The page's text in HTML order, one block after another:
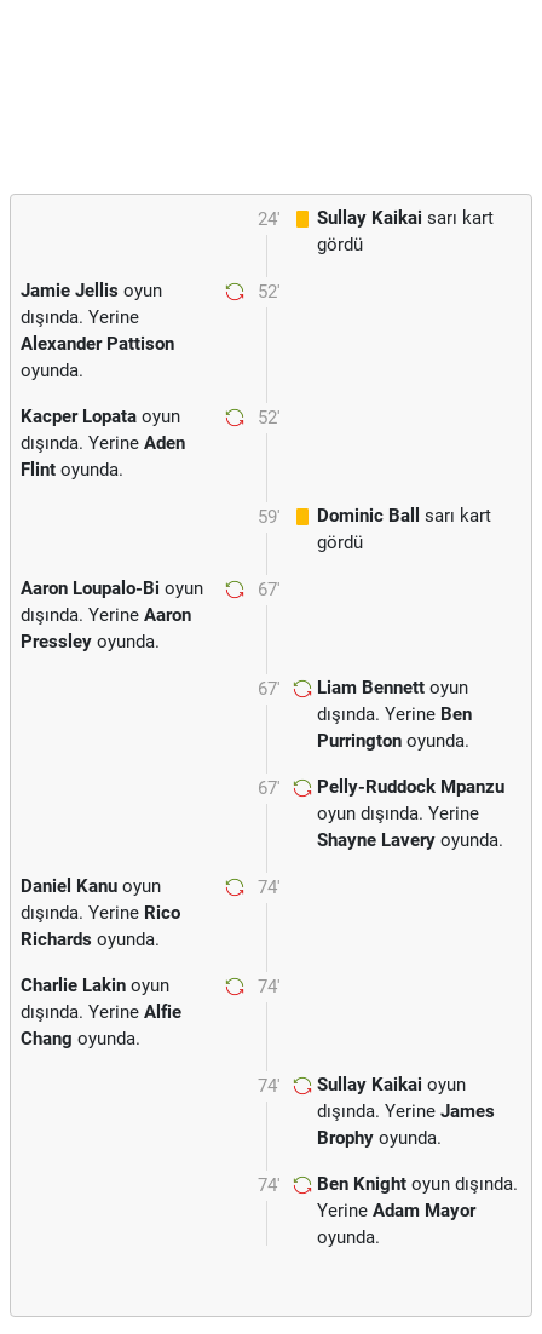
24' Sullay Kaikai sarı kart
gördü
52'
Jamie Jellis oyun
dışında. Yerine
Alexander Pattison
oyunda.
52'
Kacper Lopata oyun
dışında. Yerine Aden
Flint oyunda.
59' Dominic Ball
sarı kart
gördü
67'
Aaron Loupalo-Bi oyun
dışında. Yerine Aaron
Pressley oyunda.
67' Liam Bennett oyun
dışında. Yerine Ben
Purrington oyunda.
67'
Pelly-Ruddock Mpanzu
oyun dışında. Yerine
Shayne Lavery oyunda.
74'
Daniel Kanu oyun
dışında. Yerine Rico
Richards oyunda.
74'
Charlie Lakin oyun
dışında. Yerine Alfie
Chang oyunda.
74' Sullay Kaikai oyun
dışında. Yerine James
Brophy oyunda.
74' Ben Knight oyun dışında.
Yerine Adam Mayor
oyunda.